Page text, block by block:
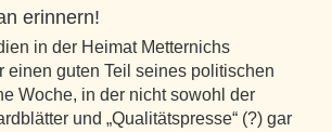
erinnern!
in der Heimat Metternichs
guten Teil seines politischen
Woche, in der nicht sowohl der
und „Qualitätspresse“ (?) gar